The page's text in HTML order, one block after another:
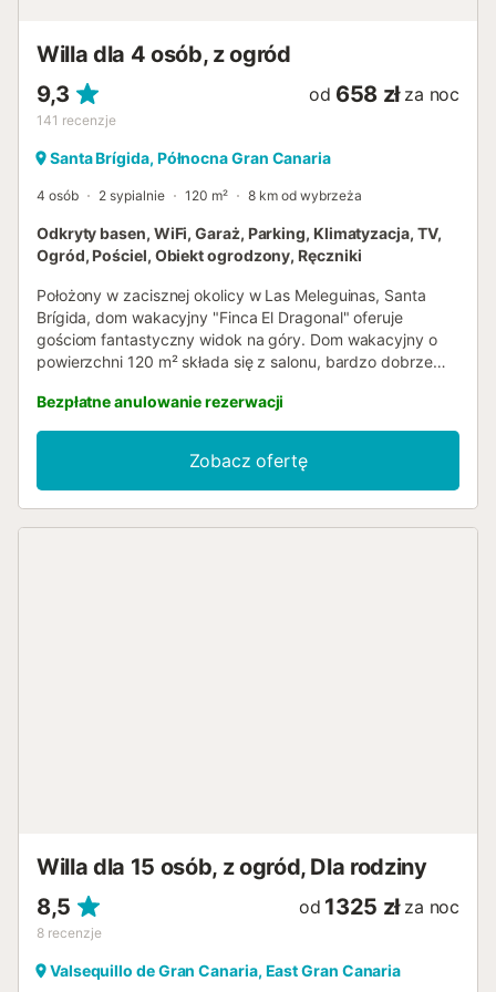
Willa dla 4 osób, z ogród
9,3
141 recenzje
od 658 zł za noc
Santa Brígida, Północna Gran Canaria
4 osób 2 sypialnie 120 m² 8 km od wybrzeża
Odkryty basen, WiFi, Garaż, Parking, Klimatyzacja, TV,
Ogród, Pościel, Obiekt ogrodzony, Ręczniki
Położony w zacisznej okolicy w Las Meleguinas, Santa
Brígida, dom wakacyjny "Finca El Dragonal" oferuje
gościom fantastyczny widok na góry. Dom wakacyjny o
powierzchni 120 m² składa się z salonu, bardzo dobrze
dzięki czemu może pomieścić 4 osoby. Dodatkowe
udogodnienia obejmują Wi-Fi (idealne do wideorozmów),
pralkę oraz telewizor. Do Państwa dyspozycji jest
prywatna przestrzeń zewnętrzna z pięknym ogrodem ze
sprzętem ogrodowym, zadaszonym tarasem i grillem.
Bezpłatne anulowanie rezerwacji
Zobacz ofertę
Willa dla 15 osób, z ogród, Dla rodziny
8,5
8 recenzje
od 1325 zł za noc
Valsequillo de Gran Canaria, East Gran Canaria